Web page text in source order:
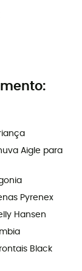
Aigle para
Pyrenex
Hansen
Black